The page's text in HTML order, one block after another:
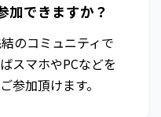
加できますか？
のコミュニティで
スマホやPCなどを
参加頂けます。